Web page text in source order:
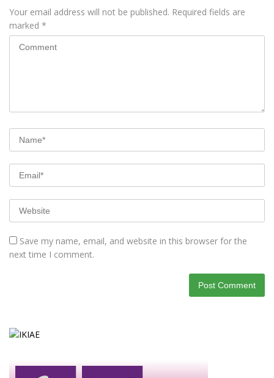
Your email address will not be published. Required fields are
marked *
Save my name, email, and website in this browser for the
next time I comment.